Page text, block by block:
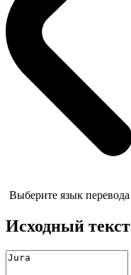
Выберите язык перевода
Исходный текст